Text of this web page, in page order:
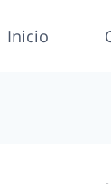
Inicio